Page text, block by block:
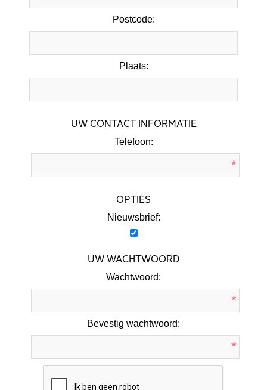
Postcode:
Plaats:
UW CONTACT INFORMATIE
Telefoon:
*
OPTIES
Nieuwsbrief:
UW WACHTWOORD
Wachtwoord:
*
Bevestig wachtwoord:
*